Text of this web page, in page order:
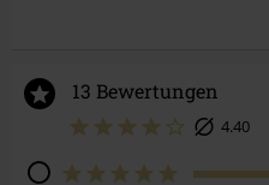
13 Bewertungen
4.40